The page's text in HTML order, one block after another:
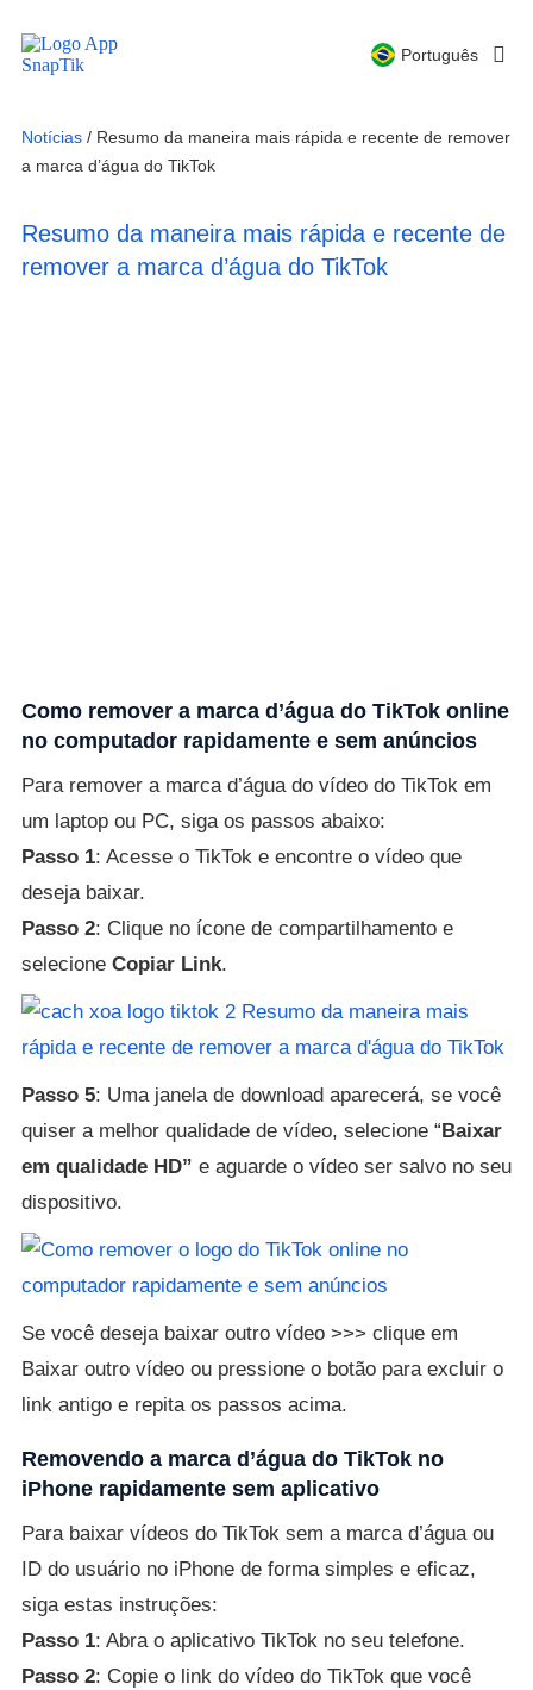
Português
Русский
Notícias / Resumo da maneira mais rápida e recente de remover
a marca d’água do TikTok
Resumo da maneira mais rápida e recente de
remover a marca d’água do TikTok
Como remover a marca d’água do TikTok online
no computador rapidamente e sem anúncios
Para remover a marca d’água do vídeo do TikTok em
um laptop ou PC, siga os passos abaixo:
Passo 1: Acesse o TikTok e encontre o vídeo que
deseja baixar.
Passo 2: Clique no ícone de compartilhamento e
selecione Copiar Link.
Passo 5: Uma janela de download aparecerá, se você
quiser a melhor qualidade de vídeo, selecione “ Baixar
em qualidade HD” e aguarde o vídeo ser salvo no seu
dispositivo.
Se você deseja baixar outro vídeo >>> clique em
Baixar outro vídeo ou pressione o botão para excluir o
link antigo e repita os passos acima.
Removendo a marca d’água do TikTok no
iPhone rapidamente sem aplicativo
Para baixar vídeos do TikTok sem a marca d’água ou
ID do usuário no iPhone de forma simples e eficaz,
siga estas instruções:
Passo 1: Abra o aplicativo TikTok no seu telefone.
Passo 2: Copie o link do vídeo do TikTok que você